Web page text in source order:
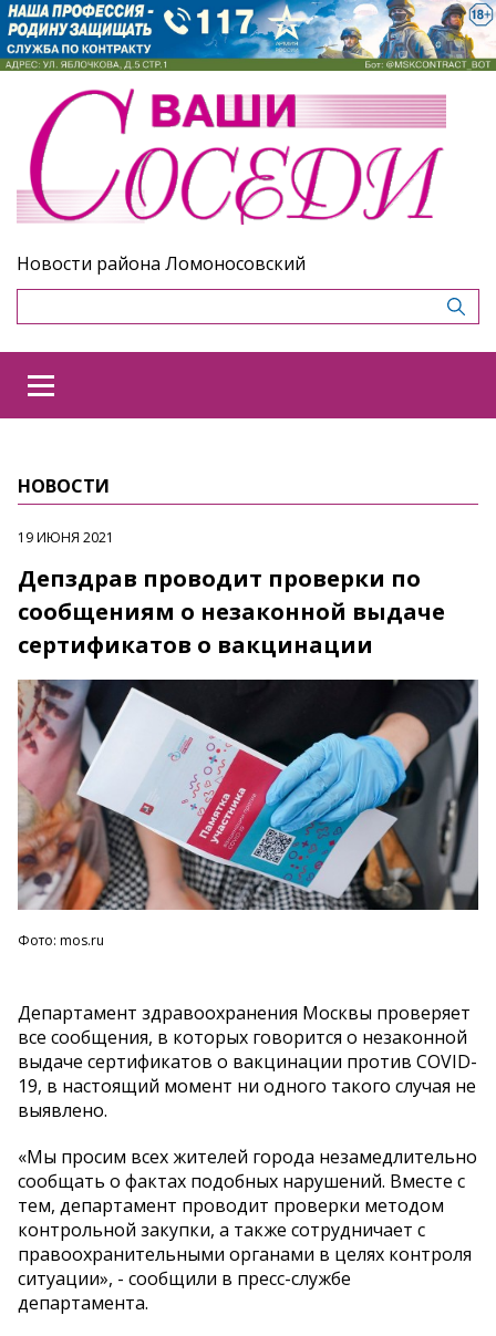
Новости района Ломоносовский
НОВОСТИ
19 ИЮНЯ 2021
Депздрав проводит проверки по
сообщениям о незаконной выдаче
сертификатов о вакцинации
Фото: mos.ru
Департамент здравоохранения Москвы проверяет
все сообщения, в которых говорится о незаконной
выдаче сертификатов о вакцинации против COVID-
19, в настоящий момент ни одного такого случая не
выявлено.
«Мы просим всех жителей города незамедлительно
сообщать о фактах подобных нарушений. Вместе с
тем, департамент проводит проверки методом
контрольной закупки, а также сотрудничает с
правоохранительными органами в целях контроля
ситуации», - сообщили в пресс-службе
департамента.